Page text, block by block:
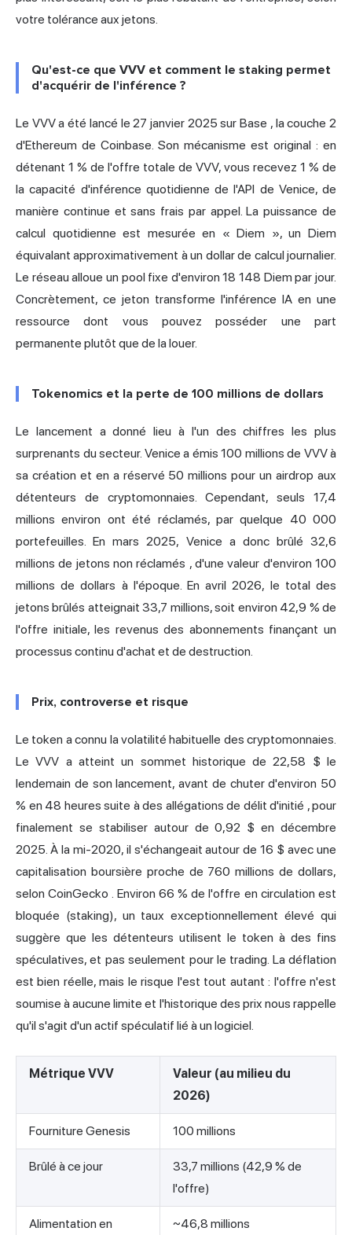
votre tolérance aux jetons.
Qu'est-ce que VVV et comment le staking permet
d'acquérir de l'inférence ?
Le VVV a été lancé le 27 janvier 2025 surBase , la couche 2
d'Ethereum de Coinbase. Son mécanisme est original : en
détenant 1 % de l'offre totale de VVV, vous recevez 1 % de
la capacité d'inférence quotidienne de l'API de Venice, de
manière continue et sans frais par appel. La puissance de
calcul quotidienne est mesurée en « Diem », un Diem
équivalant approximativement à un dollar de calcul journalier.
Le réseau alloue un pool fixe d'environ 18 148 Diem par jour.
Concrètement, ce jeton transforme l'inférence IA en une
ressource dont vous pouvez posséder une part
permanente plutôt que de la louer.
Tokenomics et la perte de 100 millions de dollars
Le lancement a donné lieu à l'un des chiffres les plus
surprenants du secteur. Venice a émis 100 millions de VVV à
sa création et en a réservé 50 millions pour unairdrop aux
détenteurs de cryptomonnaies. Cependant, seuls 17,4
millions environ ont été réclamés, par quelque 40 000
portefeuilles. En mars 2025, Venice a donc brûlé 32,6
millions de jetons non réclamés , d'une valeur d'environ 100
millions de dollars à l'époque. En avril 2026, le total des
jetons brûlés atteignait 33,7 millions, soit environ 42,9 % de
l'offre initiale, les revenus des abonnements finançant un
processus continu d'achat et de destruction.
Prix, controverse et risque
Le token a connu la volatilité habituelle des cryptomonnaies.
Le VVV a atteint un sommet historique de 22,58 $ le
lendemain de son lancement, avant de chuter d'environ 50
% en 48 heures suite à des allégations de délit d'initié , pour
finalement se stabiliser autour de 0,92 $ en décembre
2025. À la mi-2020, il s'échangeait autour de 16 $ avec une
capitalisation boursière proche de 760 millions de dollars,
selon CoinGecko . Environ 66 % de l'offre en circulation est
bloquée (staking), un taux exceptionnellement élevé qui
suggère que les détenteurs utilisent le token à des fins
spéculatives, et pas seulement pour le trading. La déflation
est bien réelle, mais le risque l'est tout autant : l'offre n'est
soumise à aucune limite et l'historique des prix nous rappelle
qu'il s'agit d'un actif spéculatif lié à un logiciel.
Métrique VVV
Valeur (au milieu du
2026)
Fourniture Genesis 100 millions
Brûlé à ce jour
33,7 millions (42,9 % de
l'offre)
Alimentation en
~46,8 millions